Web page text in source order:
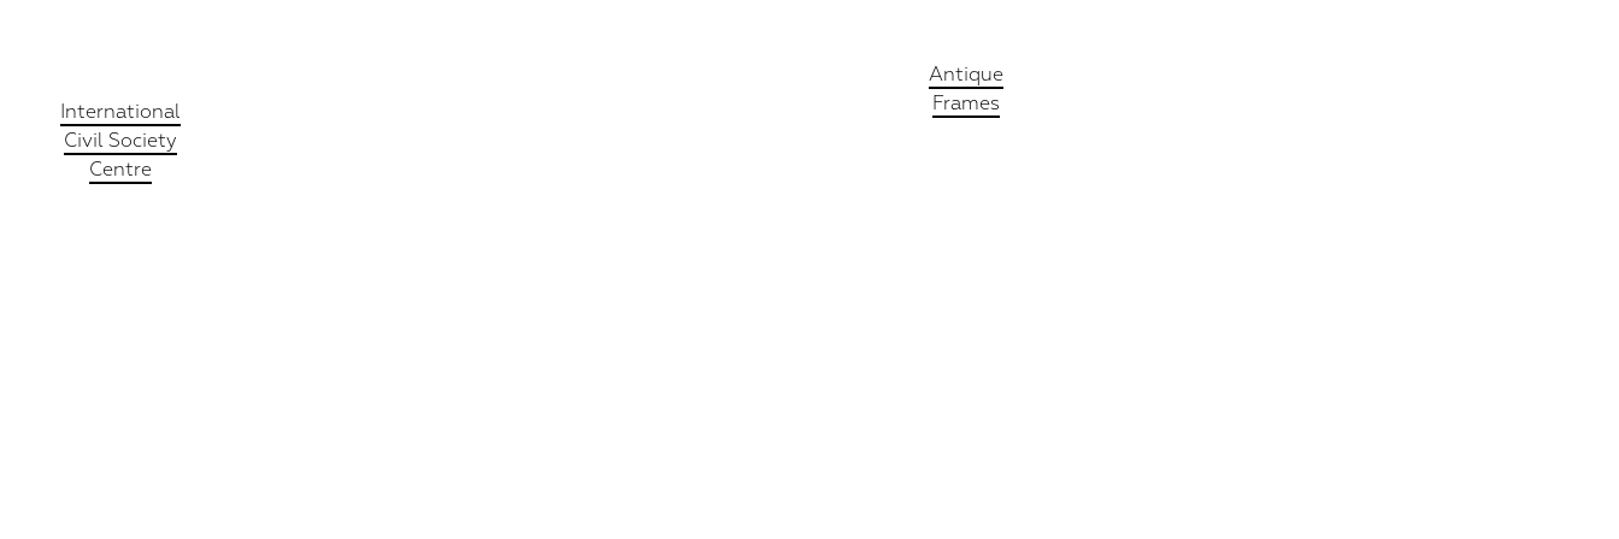
Antique
Frames
International
Civil Society
Centre